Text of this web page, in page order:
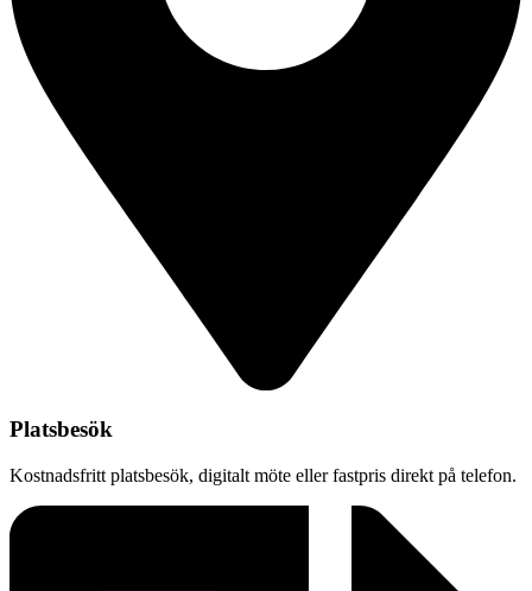
Platsbesök
Kostnadsfritt platsbesök, digitalt möte eller fastpris direkt på telefon.